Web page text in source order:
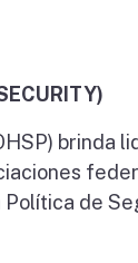
brinda
de